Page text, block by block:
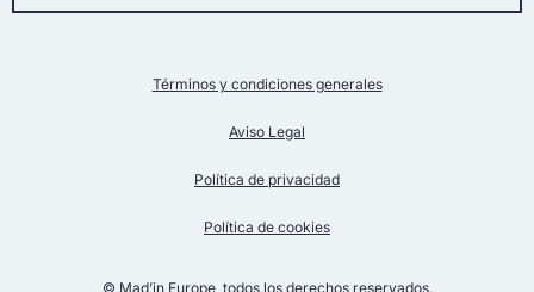
Términos y condiciones generales
Aviso Legal
Política de privacidad
Política de cookies
© Mad’in Europe, todos los derechos reservados.